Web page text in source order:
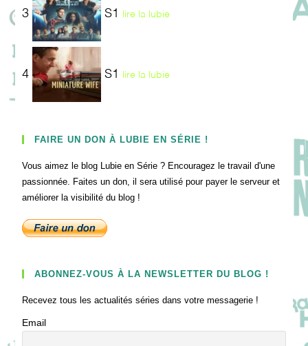
3 S1 lire la lubie
4 S1 lire la lubie
FAIRE UN DON À LUBIE EN SÉRIE !
Vous aimez le blog Lubie en Série ? Encouragez le travail d'une
passionnée. Faites un don, il sera utilisé pour payer le serveur et
améliorer la visibilité du blog !
ABONNEZ-VOUS À LA NEWSLETTER DU BLOG !
Recevez tous les actualités séries dans votre messagerie !
Email